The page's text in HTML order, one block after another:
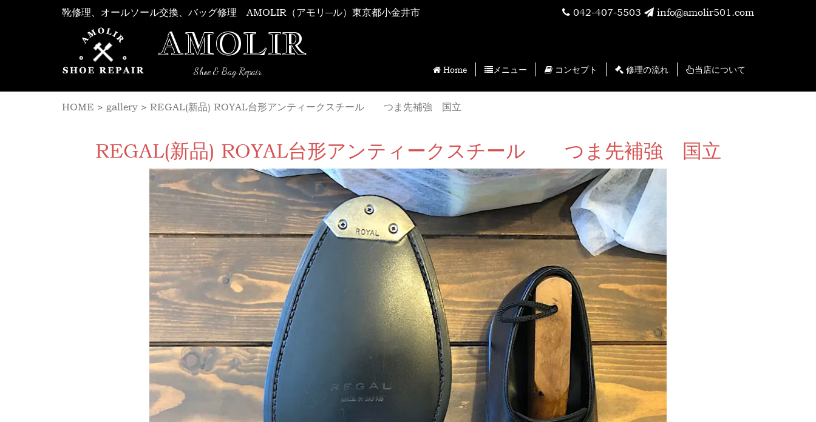
靴修理、オールソール交換、バッグ修理 AMOLIR（アモリ―ル）東京都小金井市 042-407-5503 info@amolir501.com
AMOLIR
Shoe & Bag Repair Home メニュー コンセプト 修理の流れ 当店について
HOME > gallery > REGAL(新品) ROYAL台形アンティークスチール つま先補強 国立
REGAL(新品) ROYAL台形アンティークスチール つま先補強 国立